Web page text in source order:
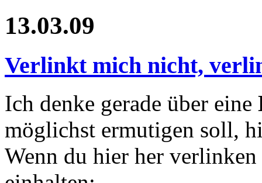
13.03.09
Verlinkt mich nicht,
Ich denke gerade über eine
möglichst ermutigen soll,
Wenn du hier her